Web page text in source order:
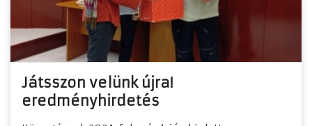
Játsszon velünk újra!
eredményhirdetés